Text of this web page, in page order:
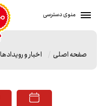
منوی دسترسی
صفحه اصلی اخبار و رویدادها